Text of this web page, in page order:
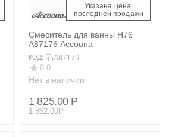
Указана цена
последней продажи
Смеситель для ванны H76
A87176 Accoona
КОД: A87176
0.0
Нет в наличии
1 825.00 Р
1 862.00Р